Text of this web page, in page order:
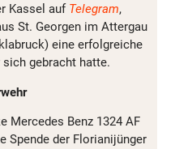
Kassel auf Telegram,
St. Georgen im Attergau
eine erfolgreiche
sich gebracht hatte.
Mercedes Benz 1324 AF
Spende der Florianijünger